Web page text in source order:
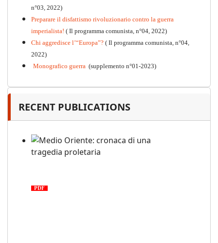
n°03, 2022)
Preparare il disfattismo rivoluzionario contro la guerra
imperialista! ( Il programma comunista, n°04, 2022)
Chi aggredisce l’“Europa”? ( Il programma comunista, n°04,
2022)
Monografico guerra (supplemento n°01-2023)
RECENT PUBLICATIONS
PDF